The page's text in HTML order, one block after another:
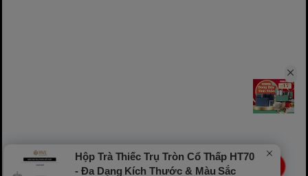
Hộp Trà Thiếc Trụ Tròn Cổ Thấp HT70
- Đa Dạng Kích Thước & Màu Sắc